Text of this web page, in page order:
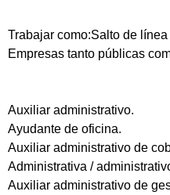
Trabajar como:Salto de línea
Empresas tanto públicas
Auxiliar administrativo.
Ayudante de oficina.
Auxiliar administrativo de
Administrativa /
Auxiliar administrativo de